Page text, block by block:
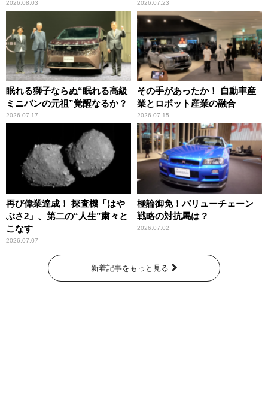
2026.08.03 2026.07.23
眠れる獅子ならぬ“眠れる高級
ミニバンの元祖”覚醒なるか？
2026.07.17
その手があったか！ 自動車産
業とロボット産業の融合
2026.07.15
再び偉業達成！ 探査機「はや
ぶさ2」、第二の“人生”粛々と
こなす
2026.07.07
極論御免！バリューチェーン
戦略の対抗馬は？
2026.07.02
新着記事をもっと見る